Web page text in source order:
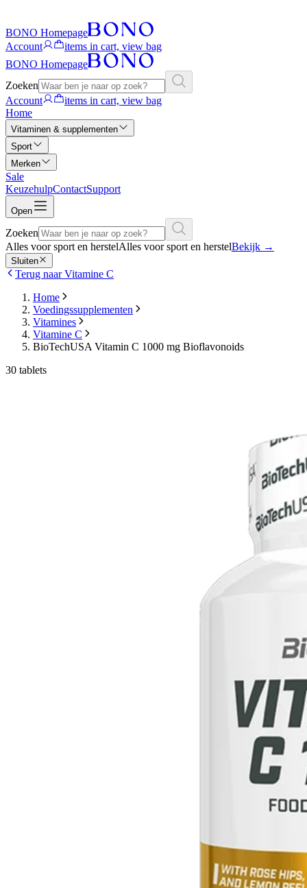
BONO Homepage
Account
items in cart, view bag
BONO Homepage
Zoeken
Account
items in cart, view bag
Home
Vitaminen & supplementen
Sport
Merken
Sale
KeuzehulpContactSupport
Open
Zoeken
Alles voor sport en herstelAlles voor sport en herstelBekijk →
Sluiten
Terug naar Vitamine C
Home
Voedingssupplementen
Vitamines
Vitamine C
BioTechUSA Vitamin C 1000 mg Bioflavonoids
30 tablets